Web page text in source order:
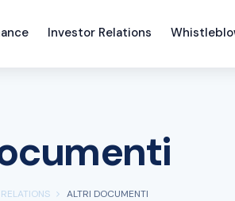
Investor Relations
ALTRI DOCUMENTI